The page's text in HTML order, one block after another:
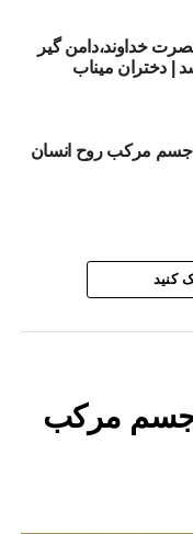
خداوند،‌دامن گیر
| دختران میناب
جسم مرکب روح انسان
کنید
جسم مرکب